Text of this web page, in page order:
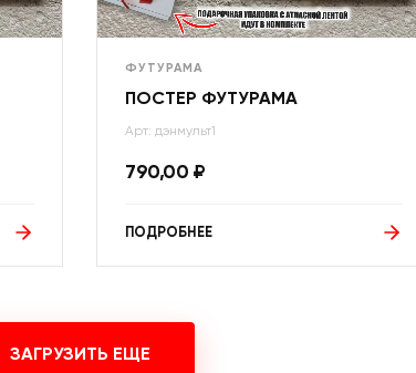
ФУТУРАМА
ПОСТЕР ФУТУРАМА
Арт: дэнмульт1
790,00 ₽
ПОДРОБНЕЕ
ЗАГРУЗИТЬ ЕЩЕ